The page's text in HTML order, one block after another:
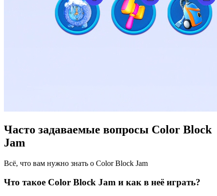
Часто задаваемые вопросы Color Block
Jam
Всё, что вам нужно знать о Color Block Jam
Что такое Color Block Jam и как в неё играть?